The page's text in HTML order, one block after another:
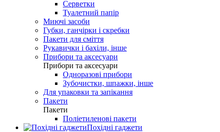
Серветки
Туалетний папір
Миючі засоби
Губки, ганчірки і скребки
Пакети для сміття
Рукавички і бахіли, інше
Прибори та аксесуари
Прибори та аксесуари
Одноразові прибори
Зубочистки, шпажки, інше
Для упаковки та запікання
Пакети
Пакети
Поліетиленові пакети
Похідні гаджети